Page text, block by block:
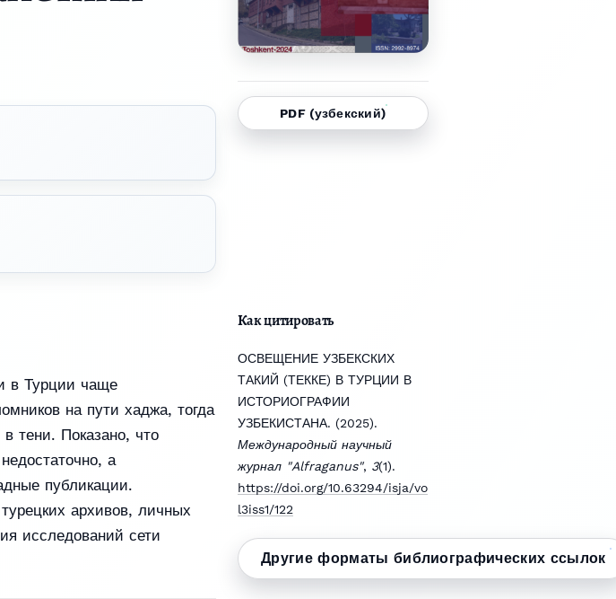
PDF (узбекский)
Как цитировать
ОСВЕЩЕНИЕ УЗБЕКСКИХ
ТАКИЙ (ТЕККЕ) В ТУРЦИИ В
ИСТОРИОГРАФИИ
УЗБЕКИСТАНА. (2025).
Международный научный
журнал "Alfraganus", 3(1).
https://doi.org/10.63294/isja/vo
l3iss1/122
Другие форматы библиографических ссылок
в Турции чаще
на пути хаджа, тогда
в тени. Показано, что
а
публикации.
архивов, личных
исследований сети